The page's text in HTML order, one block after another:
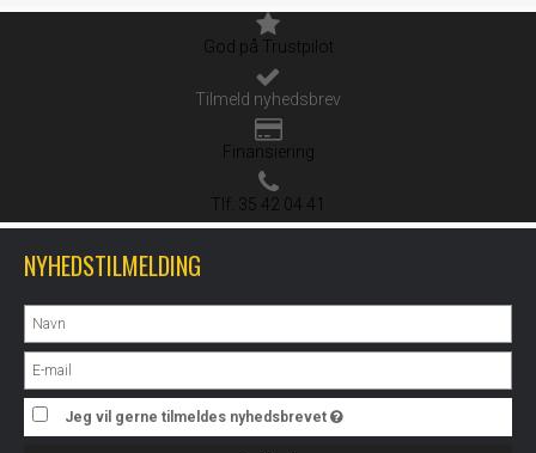
God på Trustpilot
Tilmeld nyhedsbrev
Finansiering
Tlf. 35 42 04 41
NYHEDSTILMELDING
Jeg vil gerne tilmeldes nyhedsbrevet